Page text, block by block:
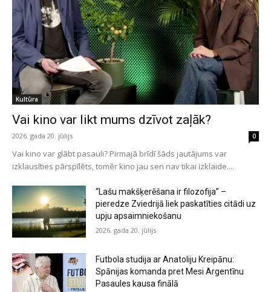
Kultūra
Vai kino var likt mums dzīvot zaļāk?
2026. gada 20. jūlijs 0
Vai kino var glābt pasauli? Pirmajā brīdī šāds jautājums var
izklausīties pārspīlēts, tomēr kino jau sen nav tikai izklaide....
“Lašu makšķerēšana ir filozofija” –
pieredze Zviedrijā liek paskatīties citādi uz
upju apsaimniekošanu
2026. gada 20. jūlijs
Futbola studija ar Anatoliju Kreipānu:
Spānijas komanda pret Mesi Argentīnu
Pasaules kausa finālā